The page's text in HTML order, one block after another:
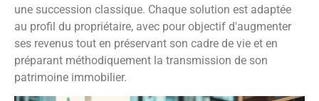
une succession classique. Chaque solution est adaptée
au profil du propriétaire, avec pour objectif d'augmenter
ses revenus tout en préservant son cadre de vie et en
préparant méthodiquement la transmission de son
patrimoine immobilier.